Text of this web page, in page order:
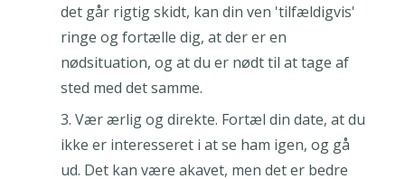
det går rigtig skidt, kan din ven 'tilfældigvis'
ringe og fortælle dig, at der er en
nødsituation, og at du er nødt til at tage af
sted med det samme.
Vær ærlig og direkte. Fortæl din date, at du
ikke er interesseret i at se ham igen, og gå
ud. Det kan være akavet, men det er bedre